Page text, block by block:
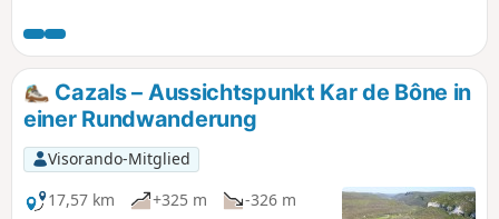
Gourgue mit seinem türkisblauen Wasser,
das einen Teil des Dorfes Saint-Antonin-
Noble-Val versorgt.
Cazals – Aussichtspunkt Kar de Bône in
einer Rundwanderung
Visorando-Mitglied
17,57 km
+325 m
-326 m